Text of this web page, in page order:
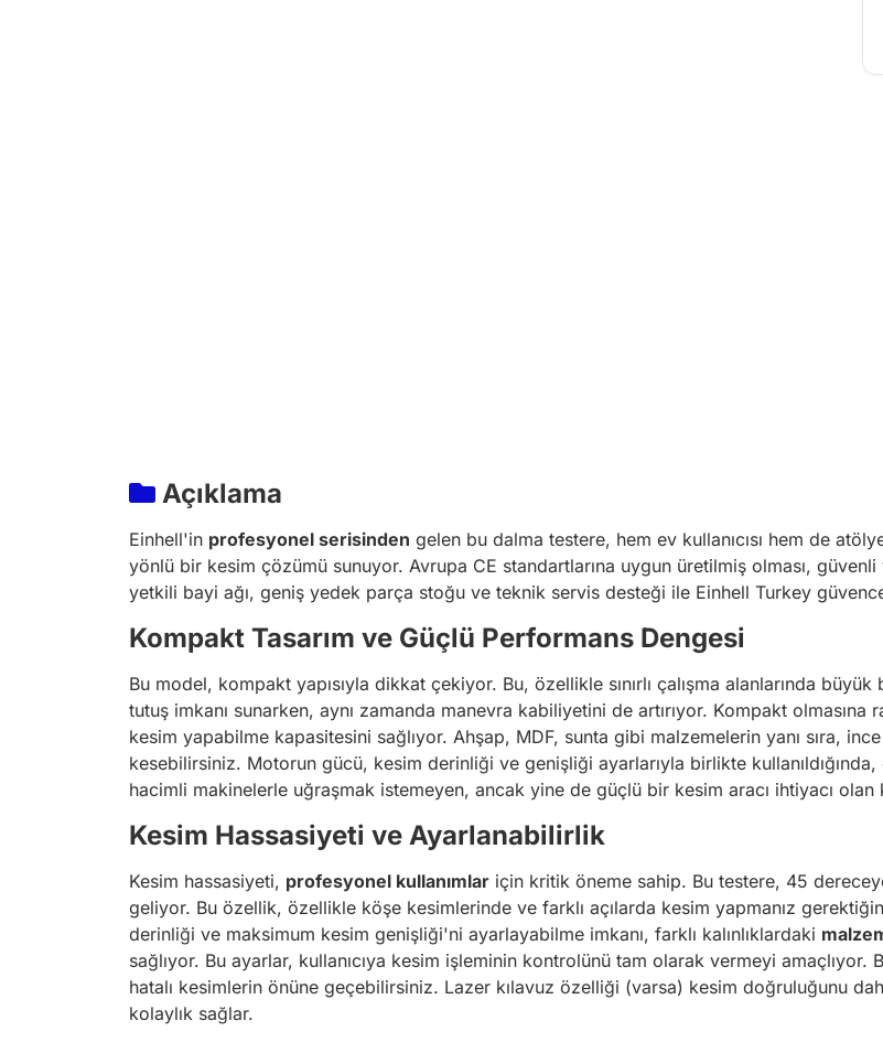
Açıklama
Einhell'in profesyonel serisinden gelen bu dalma testere, hem ev kullanıcısı hem de
yönlü bir kesim çözümü sunuyor. Avrupa CE standartlarına uygun üretilmiş olması,
yetkili bayi ağı, geniş yedek parça stoğu ve teknik servis desteği ile Einhell Turkey
Kompakt Tasarım ve Güçlü Performans Dengesi
Bu model, kompakt yapısıyla dikkat çekiyor. Bu, özellikle sınırlı çalışma alanlarında
tutuş imkanı sunarken, aynı zamanda manevra kabiliyetini de artırıyor. Kompakt
kesim yapabilme kapasitesini sağlıyor. Ahşap, MDF, sunta gibi malzemelerin yanı sıra,
kesebilirsiniz. Motorun gücü, kesim derinliği ve genişliği ayarlarıyla birlikte
hacimli makinelerle uğraşmak istemeyen, ancak yine de güçlü bir kesim aracı ihtiyacı olan
Kesim Hassasiyeti ve Ayarlanabilirlik
Kesim hassasiyeti, profesyonel kullanımlar için kritik öneme sahip. Bu testere, 45
geliyor. Bu özellik, özellikle köşe kesimlerinde ve farklı açılarda kesim yapmanız
derinliği ve maksimum kesim genişliği'ni ayarlayabilme imkanı, farklı kalınlıklardaki
sağlıyor. Bu ayarlar, kullanıcıya kesim işleminin kontrolünü tam olarak vermeyi
hatalı kesimlerin önüne geçebilirsiniz. Lazer kılavuz özelliği (varsa) kesim doğruluğunu
kolaylık sağlar.